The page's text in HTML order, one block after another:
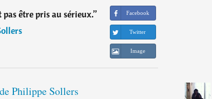
être pris au sérieux.”
Facebook
Twitter
Image
Philippe Sollers